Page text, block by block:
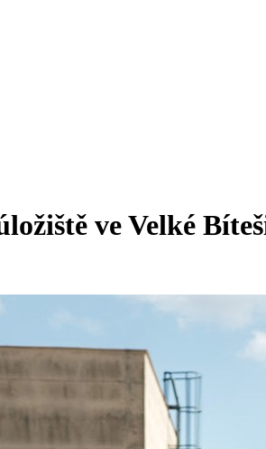
ve Velké